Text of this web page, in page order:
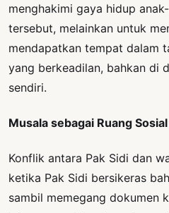
menghakimi gaya hidup
tersebut, melainkan untuk
mendapatkan tempat dalam
yang berkeadilan, bahkan di
sendiri.
Musala sebagai Ruang
Konflik antara Pak Sidi dan
ketika Pak Sidi bersikeras
sambil memegang dokumen